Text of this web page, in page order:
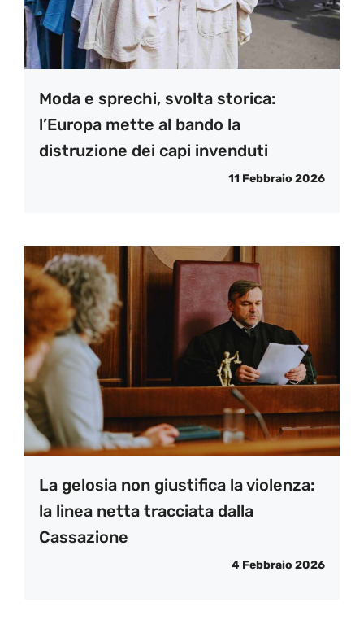
Moda e sprechi, svolta storica:
l’Europa mette al bando la
distruzione dei capi invenduti
11 Febbraio 2026
La gelosia non giustifica la violenza:
la linea netta tracciata dalla
Cassazione
4 Febbraio 2026